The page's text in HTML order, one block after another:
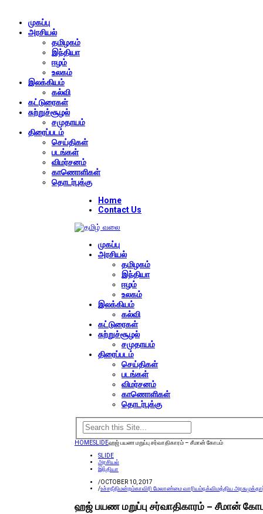
முகப்பு
அரசியல்
தமிழகம்
இந்தியா
ஈழம்
உலகம்
இலக்கியம்
கல்வி
கட்டுரைகள்
சுற்றுச்சூழல்
சமுதாயம்
திரைப்படம்
செய்திகள்
படங்கள்
விமர்சனம்
காணொளிகள்
தொடர்புக்கு
Home
Contact Us
முகப்பு
அரசியல்
தமிழகம்
இந்தியா
ஈழம்
உலகம்
இலக்கியம்
கல்வி
கட்டுரைகள்
சுற்றுச்சூழல்
சமுதாயம்
திரைப்படம்
செய்திகள்
படங்கள்
விமர்சனம்
காணொளிகள்
தொடர்புக்கு
HOMESLIDEஹஜ் பயண மறுப்பு சர்வாதிகாரம் – சீமான் கோபம்
SLIDE
அரசியல்
இந்தியா
/OCTOBER 10, 2017
/உச்சநீதிமன்றம்காவிரி மேலாண்மை வாரியம்நக்விமத்திய அரசு
ஹஜ் பயண மறுப்பு சர்வாதிகாரம் – சீமான்